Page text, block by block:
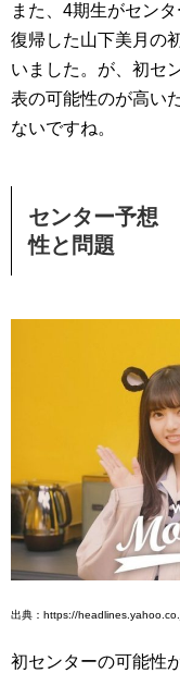
また、4期生がセン
復帰した山下美月の
いました。が、初セ
表の可能性のが高い
ないですね。
センター予想
性と問題
出典：https://
初センターの可能性